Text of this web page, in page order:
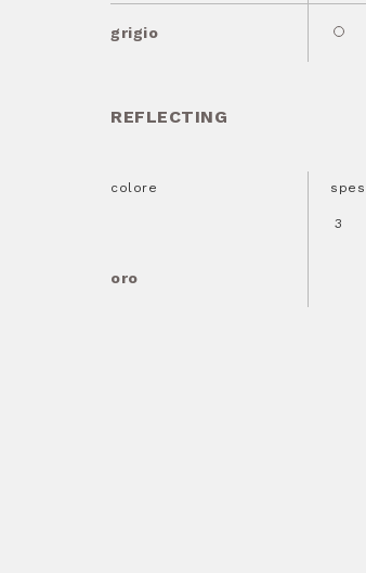
grigio
REFLECTING
colore
oro
3